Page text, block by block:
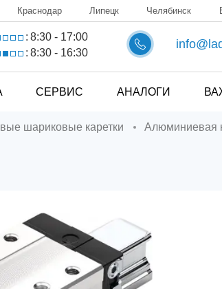
Краснодар Липецк Челябинск
: 8:30 - 17:00
: 8:30 - 16:30
СЕРВИС АНАЛОГИ
шариковые каретки Алюминиевая